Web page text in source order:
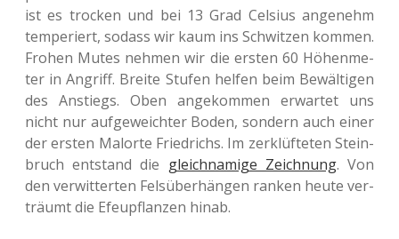
ist es tro­cken und bei 13 Grad Cel­si­us ange­nehm
tem­pe­riert, sodass wir kaum ins Schwit­zen kommen.
Frohen Mutes nehmen wir die ersten 60 Höhen­me­
ter in Angriff. Breite Stufen helfen beim Bewäl­ti­gen
des Anstiegs. Oben ange­kom­men erwar­tet uns
nicht nur auf­ge­weich­ter Boden, son­dern auch einer
der ersten Mal­or­te Fried­richs. Im zer­klüf­te­ten Stein­
bruch ent­stand die gleich­na­mi­ge Zeich­nung. Von
den ver­wit­ter­ten Fels­über­hän­gen ranken heute ver­
träumt die Efeu­pflan­zen hinab.